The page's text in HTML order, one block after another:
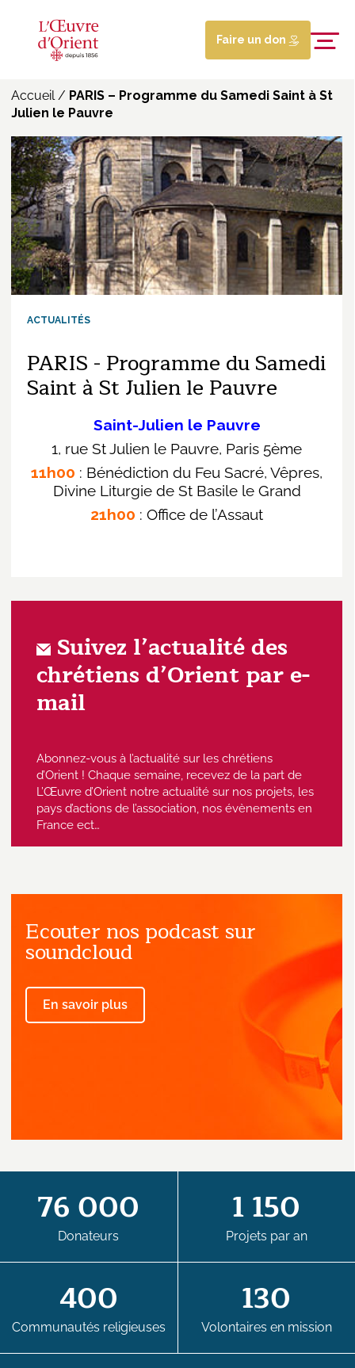
Faire un don
Accueil/ PARIS – Programme du Samedi Saint à St
Julien le Pauvre
ACTUALITÉS
PARIS - Programme du Samedi
Saint à St Julien le Pauvre
Saint-Julien le Pauvre
1, rue St Julien le Pauvre, Paris 5ème
11h00 : Bénédiction du Feu Sacré, Vêpres,
Divine Liturgie de St Basile le Grand
21h00 : Office de l’Assaut
Suivez l’actualité des
chrétiens d’Orient par e-
mail
Abonnez-vous à l’actualité sur les chrétiens
d’Orient ! Chaque semaine, recevez de la part de
L’Œuvre d’Orient notre actualité sur nos projets, les
pays d’actions de l’association, nos évènements en
France ect…
J'accepte de recevoir des emails
provenant de l'Œuvre d'Orient.
Ecouter nos podcast sur
soundcloud
En savoir plus
76 000
Donateurs
1 150
Projets par an
400
Communautés religieuses
130
Volontaires en mission